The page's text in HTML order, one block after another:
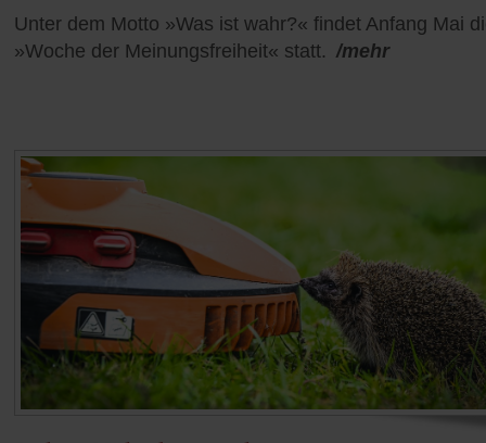
Unter dem Motto »Was ist wahr?« findet Anfang Mai
»Woche der Meinungsfreiheit« statt. /mehr